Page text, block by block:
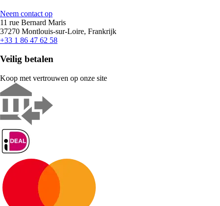
Neem contact op
11 rue Bernard Maris
37270 Montlouis-sur-Loire, Frankrijk
+33 1 86 47 62 58
Veilig betalen
Koop met vertrouwen op onze site